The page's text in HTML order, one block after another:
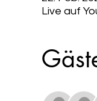
Live auf